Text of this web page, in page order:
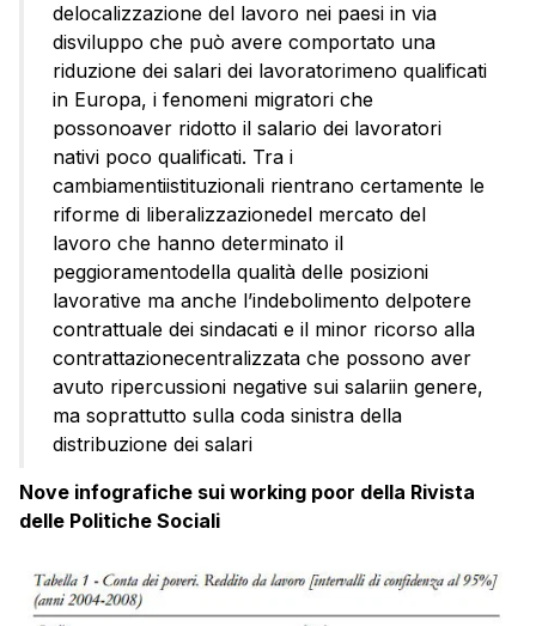
delocalizzazione del lavoro nei paesi in via
disviluppo che può avere comportato una
riduzione dei salari dei lavoratorimeno qualificati
in Europa, i fenomeni migratori che
possonoaver ridotto il salario dei lavoratori
nativi poco qualificati. Tra i
cambiamentiistituzionali rientrano certamente le
riforme di liberalizzazionedel mercato del
lavoro che hanno determinato il
peggioramentodella qualità delle posizioni
lavorative ma anche l’indebolimento delpotere
contrattuale dei sindacati e il minor ricorso alla
contrattazionecentralizzata che possono aver
avuto ripercussioni negative sui salariin genere,
ma soprattutto sulla coda sinistra della
distribuzione dei salari
Nove infografiche sui working poor della Rivista
delle Politiche Sociali